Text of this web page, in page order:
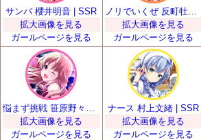
サンバ 櫻井明音 | SSR
拡大画像を見る
ガールページを見る
ノリでいくぜ 反町牡丹 | SSR
拡大画像を見る
ガールページを見る
拡大画像を見る
ガールページを見る
ナース 村上文緒 | SSR
拡大画像を見る
ガールページを見る